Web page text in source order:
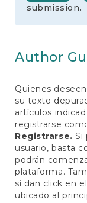
t
d
b
a
r
submission.
Author
Quienes
su texto
artículos
registrarse
Registrarse. Si
usuario, basta
podrán
plataforma.
si dan click en
ubicado al